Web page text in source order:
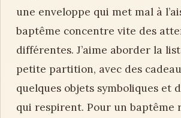
une enveloppe qui met mal à
baptême concentre vite des
différentes. J’aime aborder la
petite partition, avec des
quelques objets symboliques et
qui respirent. Pour un baptême